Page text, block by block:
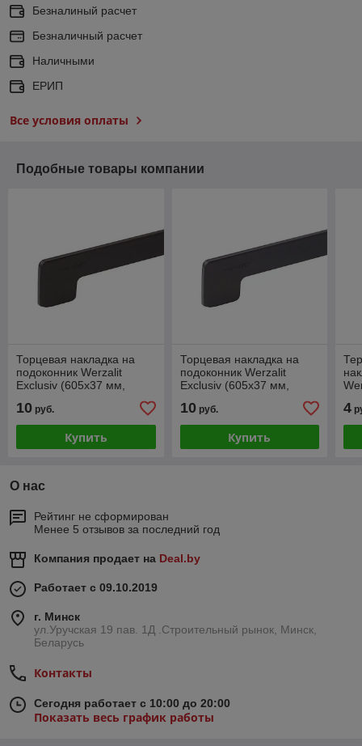
Безналиный расчет
Безналичный расчет
Наличными
ЕРИП
Все условия оплаты
Подобные товары компании
Торцевая накладка на
подоконник Werzalit
Exclusiv (605x37 мм,
10 руб.
Купить
Торцевая накладка на
подоконник Werzalit
Exclusiv (605x37 мм,
10руб.
Купить
4
О нас
Рейтинг не сформирован
Менее 5 отзывов за последний год
Компания продает на Deal.by
Работает с 09.10.2019
г. Минск
ул.Уручская 19 пав. 1Д .Строительный рынок, Минск,
Беларусь
Контакты
Сегодня работает с 10:00 до 20:00
Показать весь график работы